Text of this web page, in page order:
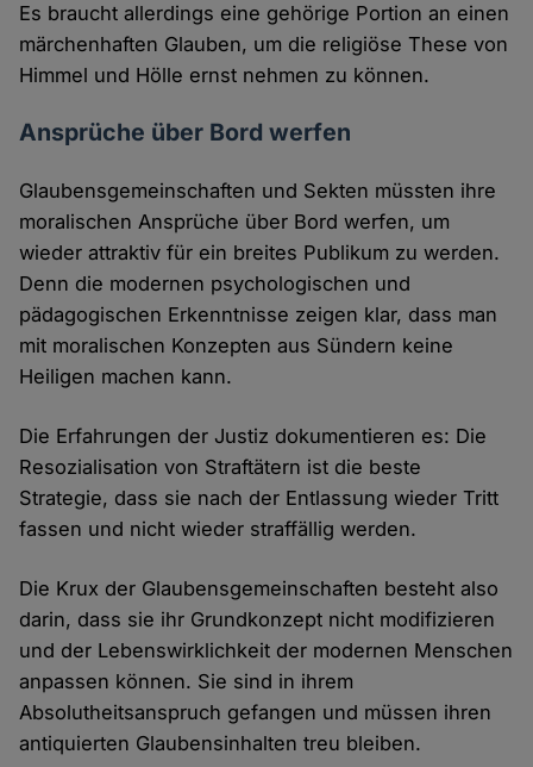
Es braucht allerdings eine gehörige Portion an einen
märchenhaften Glauben, um die religiöse These von
Himmel und Hölle ernst nehmen zu können.
Ansprüche über Bord werfen
Glaubensgemeinschaften und Sekten müssten ihre
moralischen Ansprüche über Bord werfen, um
wieder attraktiv für ein breites Publikum zu werden.
Denn die modernen psychologischen und
pädagogischen Erkenntnisse zeigen klar, dass man
mit moralischen Konzepten aus Sündern keine
Heiligen machen kann.
Die Erfahrungen der Justiz dokumentieren es: Die
Resozialisation von Straftätern ist die beste
Strategie, dass sie nach der Entlassung wieder Tritt
fassen und nicht wieder straffällig werden.
Die Krux der Glaubensgemeinschaften besteht also
darin, dass sie ihr Grundkonzept nicht modifizieren
und der Lebenswirklichkeit der modernen Menschen
anpassen können. Sie sind in ihrem
Absolutheitsanspruch gefangen und müssen ihren
antiquierten Glaubensinhalten treu bleiben.